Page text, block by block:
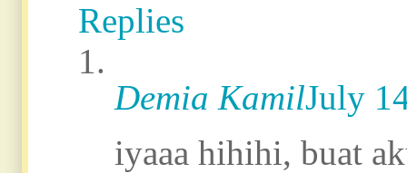
Replies
Demia KamilJuly
iyaaa hihihi, buat